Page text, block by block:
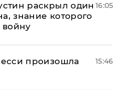
раскрыл один
знание которого
войну
16:05
произошла
15:46